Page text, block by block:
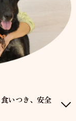
いつき、安全